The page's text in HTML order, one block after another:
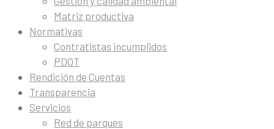
Matriz productiva
Normativas
Contratistas incumplidos
PDOT
Rendición de Cuentas
Transparencia
Servicios
Red de parques